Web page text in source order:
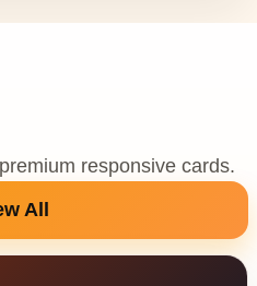
responsive cards.
All